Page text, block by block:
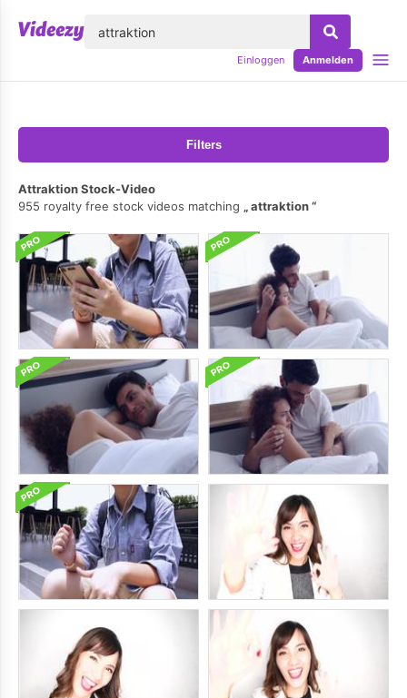
Einloggen Anmelden
Filters
Attraktion Stock-Video
955 royalty free stock videos matching
attraktion